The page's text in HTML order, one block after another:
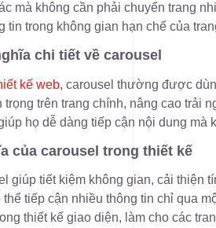
mà không cần phải chuyển trang
tin trong không gian hạn chế của
chi tiết về carousel
kế web, carousel thường được
trọng trên trang chính, nâng cao trải
họ dễ dàng tiếp cận nội dung mà
của carousel trong thiết kế
giúp tiết kiệm không gian, cải thiện
thể tiếp cận nhiều thông tin chỉ qua
thiết kế giao diện, làm cho các